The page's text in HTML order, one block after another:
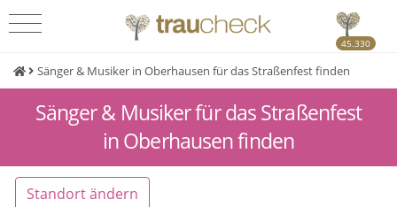
45.330
Sänger & Musiker in Oberhausen für das Straßenfest finden
Sänger & Musiker für das Straßenfest
in Oberhausen finden
Standort ändern